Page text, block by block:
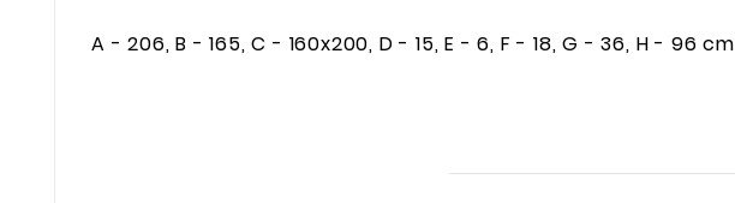
A - 206, B - 165, C - 160x200, D - 15, E - 6, F - 18, G - 36, H - 96 cm